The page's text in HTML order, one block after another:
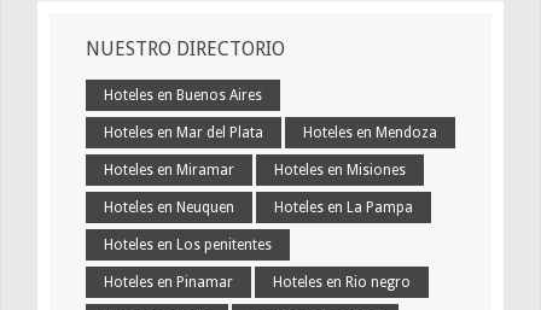
NUESTRO DIRECTORIO
Hoteles en Buenos Aires
Hoteles en Mar del Plata Hoteles en Mendoza
Hoteles en Miramar Hoteles en Misiones
Hoteles en Neuquen Hoteles en La Pampa
Hoteles en Los penitentes
Hoteles en Pinamar Hoteles en Rio negro